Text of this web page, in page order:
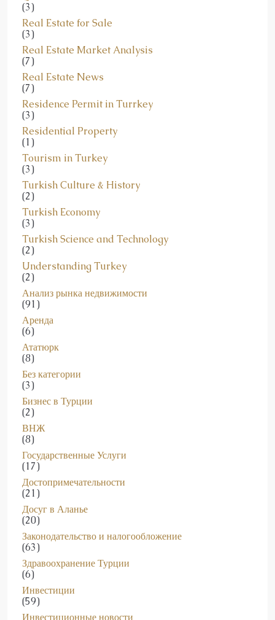
Real Estate for Sale
(3)
Real Estate Market Analysis
(7)
Real Estate News
(7)
Residence Permit in Turrkey
(3)
Residential Property
(1)
Tourism in Turkey
(3)
Turkish Culture & History
(2)
Turkish Economy
(3)
Turkish Science and Technology
(2)
Understanding Turkey
(2)
Анализ рынка недвижимости
(91)
Аренда
(6)
Ататюрк
(8)
Без категории
(3)
Бизнес в Турции
(2)
ВНЖ
(8)
Государственные Услуги
(17)
Достопримечательности
(21)
Досуг в Аланье
(20)
Законодательство и налогообложение
(63)
Здравоохранение Турции
(6)
Инвестиции
(59)
Инвестиционные новости
(118)